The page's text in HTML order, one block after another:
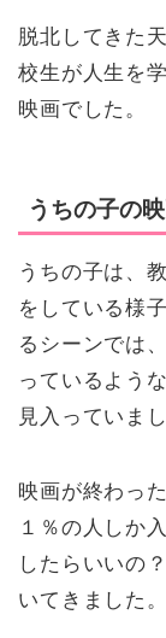
脱北してきた
校生が人生を
映画でした。
うちの子の
うちの子は、
をしている様
るシーンでは
っているよう
見入っていまし
映画が終わっ
１％の人しか
したらいいの
いてきました。